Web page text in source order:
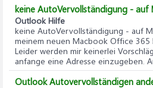
keine AutoVervollständigung - auf
Outlook Hilfe
keine AutoVervollständigung - auf
meinem neuen Macbook Office
Leider werden mir keinerlei
anfange eine Adresse einzugeben.
Outlook Autovervollständigen